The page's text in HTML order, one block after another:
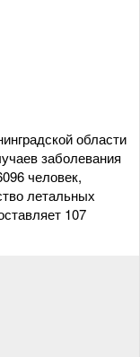
области
заболевания
человек,
летальных
107